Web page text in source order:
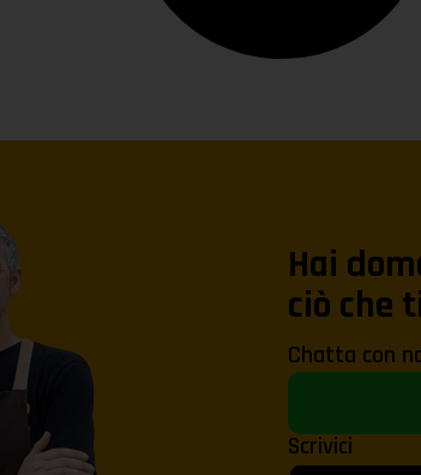
Hai
ciò che
Chatta con
Scrivici